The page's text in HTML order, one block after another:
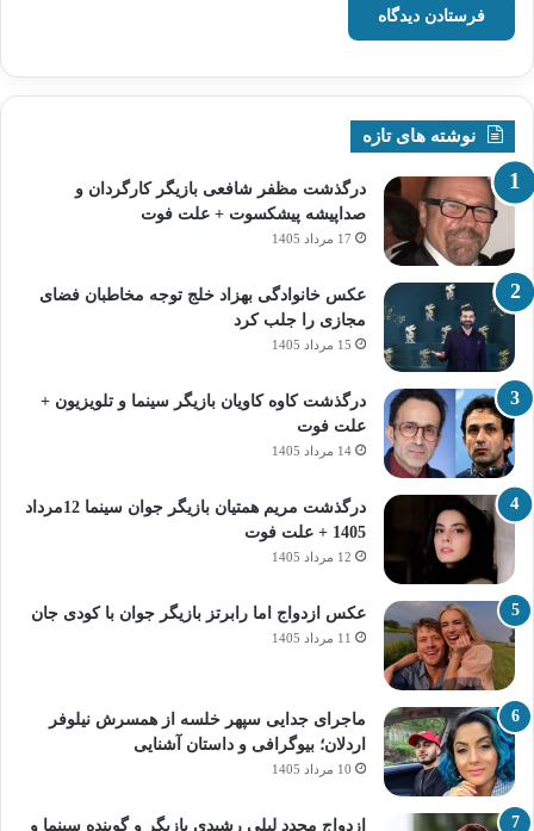
نوشته های تازه
درگذشت مظفر شافعی بازیگر کارگردان و
صداپیشه پیشکسوت + علت فوت
17 مرداد 1405
عکس خانوادگی بهزاد خلج توجه مخاطبان فضای
مجازی را جلب کرد
15 مرداد 1405
درگذشت کاوه کاویان بازیگر سینما و تلویزیون +
علت فوت
14 مرداد 1405
درگذشت مریم همتیان بازیگر جوان سینما 12مرداد
1405 + علت فوت
12 مرداد 1405
عکس ازدواج اما رابرتز بازیگر جوان با کودی جان
11 مرداد 1405
ماجرای جدایی سپهر خلسه از همسرش نیلوفر
اردلان؛ بیوگرافی و داستان آشنایی
10 مرداد 1405
ازدواج مجدد لیلی رشیدی بازیگر و گوینده سینما و